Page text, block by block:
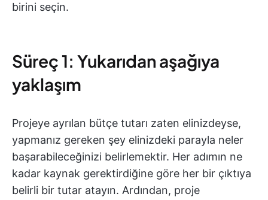
birini seçin.
Süreç 1: Yukarıdan aşağıya
yaklaşım
Projeye ayrılan bütçe tutarı zaten elinizdeyse,
yapmanız gereken şey elinizdeki parayla neler
başarabileceğinizi belirlemektir. Her adımın ne
kadar kaynak gerektirdiğine göre her bir çıktıya
belirli bir tutar atayın. Ardından, proje